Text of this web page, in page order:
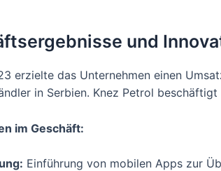
und
erzielte das Unternehmen einen
in Serbien. Knez Petrol
im Geschäft:
Einführung von mobilen Apps zur